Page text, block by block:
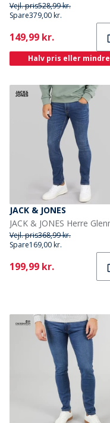
Vejl. pris528,99 kr.
Spare379,00 kr.
Current
149,99 kr.
Halv pris eller mindre
JACK & JONES
Vejl. pris368,99 kr.
Spare169,00 kr.
Current
199,99 kr.